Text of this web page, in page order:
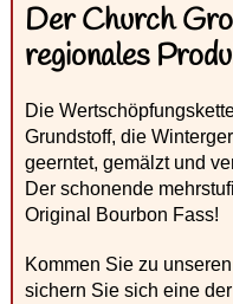
Der Church
regionales
Die
Grundstoff, die
geerntet, gemälzt und
Der schonende
Original Bourbon Fass!
Kommen Sie zu
sichern Sie sich eine